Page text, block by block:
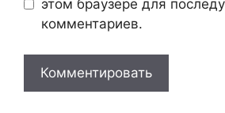
этом браузере для
комментариев.